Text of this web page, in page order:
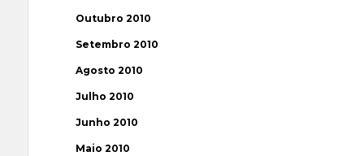
Outubro 2010
Setembro 2010
Agosto 2010
Julho 2010
Junho 2010
Maio 2010